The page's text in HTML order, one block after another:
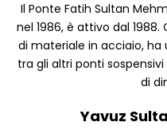
Il Ponte Fatih Sultan
nel 1986, è attivo dal
di materiale in acciaio, ha
tra gli altri ponti
di
Yavuz